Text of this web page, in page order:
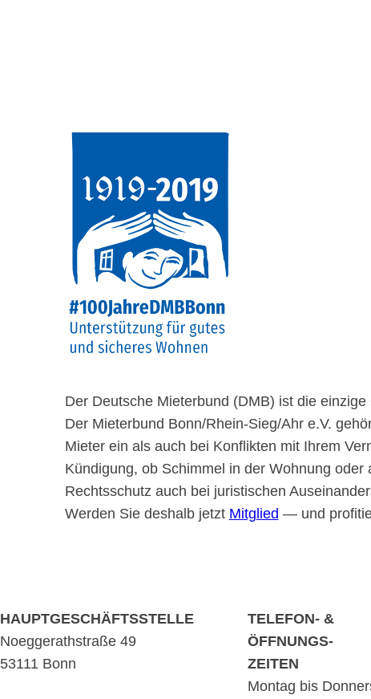
Der Deutsche Mieterbund (DMB) ist die
Der Mieterbund Bonn/Rhein-Sieg/Ahr e.V.
Mieter ein als auch bei Konflikten mit Ihrem
Kündigung, ob Schimmel in der Wohnung
Rechtsschutz auch bei juristischen
Werden Sie deshalb jetzt Mitglied — und
HAUPTGESCHÄFTSSTELLE
Noeggerathstraße 49
53111 Bonn
TELEFON- &
ÖFFNUNGS-
ZEITEN
Montag bis